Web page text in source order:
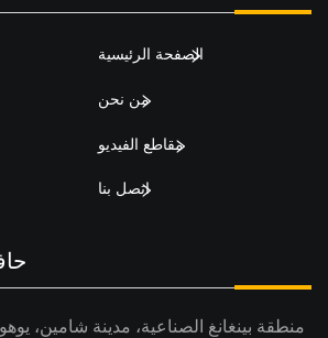
الصفحة الرئيسية
من نحن
مقاطع الفيديو
اتصل بنا
منطقة بينغانغ الصناعية، مدينة شامين،